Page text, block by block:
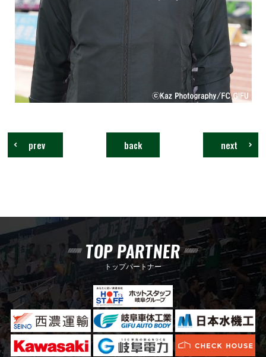
next
back
prev
TOP PARTNER
トップパートナー